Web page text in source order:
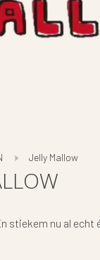
Jelly Mallow
stiekem nu al echt